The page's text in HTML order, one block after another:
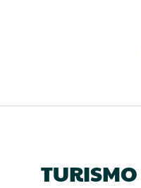
TURISMO